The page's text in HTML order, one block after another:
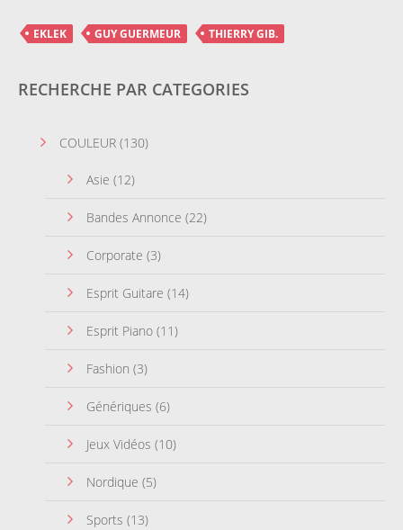
EKLEK GUY GUERMEUR THIERRY GIB.
RECHERCHE PAR CATEGORIES
COULEUR (130)
Asie (12)
Bandes Annonce (22)
Corporate (3)
Esprit Guitare (14)
Esprit Piano (11)
Fashion (3)
Génériques (6)
Jeux Vidéos (10)
Nordique (5)
Sports (13)